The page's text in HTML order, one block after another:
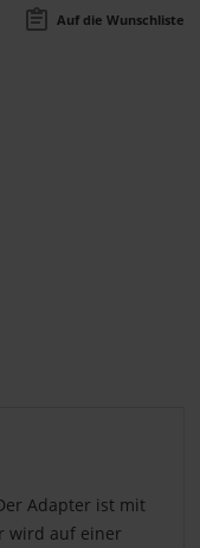
Auf die Wunschliste
Adapter ist mit
wird auf einer